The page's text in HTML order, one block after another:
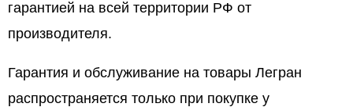
гарантией на всей территории РФ от
производителя.
Гарантия и обслуживание на товары Легран
распространяется только при покупке у